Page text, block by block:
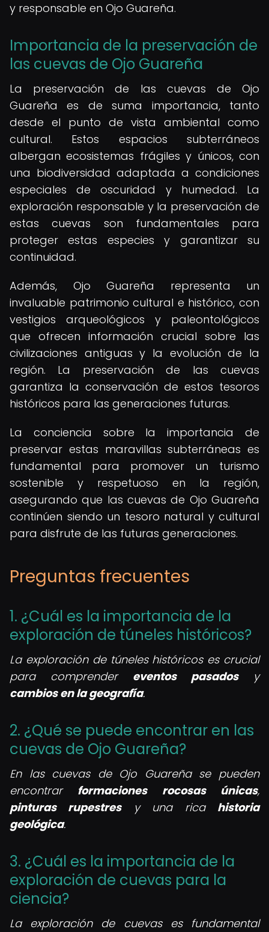
y responsable en Ojo Guareña.
Importancia de la preservación de
las cuevas de Ojo Guareña
La preservación de las cuevas de Ojo
Guareña es de suma importancia, tanto
desde el punto de vista ambiental como
cultural. Estos espacios subterráneos
albergan ecosistemas frágiles y únicos, con
una biodiversidad adaptada a condiciones
especiales de oscuridad y humedad. La
exploración responsable y la preservación de
estas cuevas son fundamentales para
proteger estas especies y garantizar su
continuidad.
Además, Ojo Guareña representa un
invaluable patrimonio cultural e histórico, con
vestigios arqueológicos y paleontológicos
que ofrecen información crucial sobre las
civilizaciones antiguas y la evolución de la
región. La preservación de las cuevas
garantiza la conservación de estos tesoros
históricos para las generaciones futuras.
La conciencia sobre la importancia de
preservar estas maravillas subterráneas es
fundamental para promover un turismo
sostenible y respetuoso en la región,
asegurando que las cuevas de Ojo Guareña
continúen siendo un tesoro natural y cultural
para disfrute de las futuras generaciones.
Preguntas frecuentes
1. ¿Cuál es la importancia de la
exploración de túneles históricos?
La exploración de túneles históricos es crucial
para comprender eventos pasadosy
cambios en la geografía.
2. ¿Qué se puede encontrar en las
cuevas de Ojo Guareña?
En las cuevas de Ojo Guareña se pueden
encontrar formaciones rocosas únicas,
pinturas rupestresy una rica historia
geológica.
3. ¿Cuál es la importancia de la
exploración de cuevas para la
ciencia?
La exploración de cuevas es fundamental